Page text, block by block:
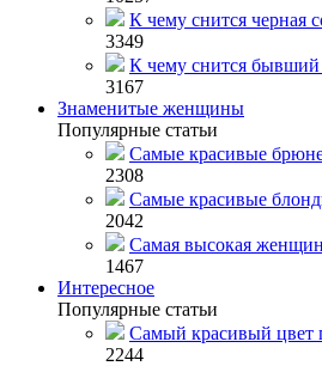
К чему снится черная
3349
К чему снится
3167
Знаменитые женщины
Популярные статьи
Самые красивые
2308
Самые красивые
2042
Самая высокая
1467
Интересное
Популярные статьи
Самый красивый цвет
2244